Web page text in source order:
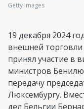
Getty Images
19 декабря 2024
внешней
принял участие в
министров
передачу
Люксембургу.
дел Бельгии